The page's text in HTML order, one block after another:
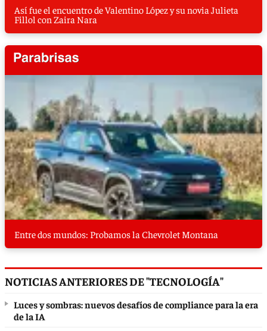
Así fue el encuentro de Valentino López y su novia Julieta
Fillol con Zaira Nara
Entre dos mundos: Probamos la Chevrolet Montana
NOTICIAS ANTERIORES DE "TECNOLOGÍA"
Luces y sombras: nuevos desafíos de compliance para la era
de la IA